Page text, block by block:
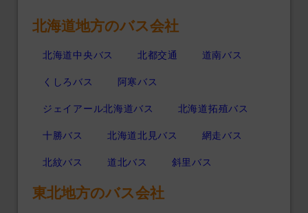
北海道地方のバス会社
北海道中央バス 北都交通 道南バス
くしろバス 阿寒バス
ジェイアール北海道バス 北海道拓殖バス
十勝バス 北海道北見バス 網走バス
北紋バス 道北バス 斜里バス
東北地方のバス会社